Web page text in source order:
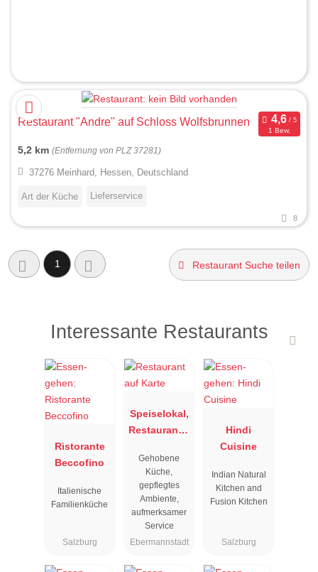
Restaurant "Andre" auf Schloss Wolfsbrunnen
1 Bew.
5,2 km (Entfernung von PLZ 37281)
37276 Meinhard, Hessen, Deutschland
Art der Küche Lieferservice
8
1 Restaurant Suche teilen
Interessante Restaurants
Ristorante
Beccofino
Italienische
Familienküche
Salzburg
Speiselokal,
Restaurant "
"
Gehobene
Küche,
gepflegtes
Ambiente,
aufmerksamer
Service
Ebermannstadt
Hindi
Cuisine
Indian Natural
Kitchen and
Fusion Kitchen
Salzburg